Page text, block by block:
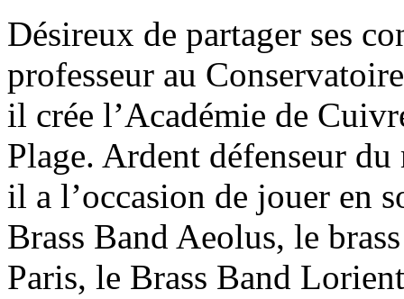
Désireux de partager ses
professeur au
il crée l’Académie de
Plage. Ardent défenseur
il a l’occasion de jouer en
Brass Band Aeolus, le
Paris, le Brass Band